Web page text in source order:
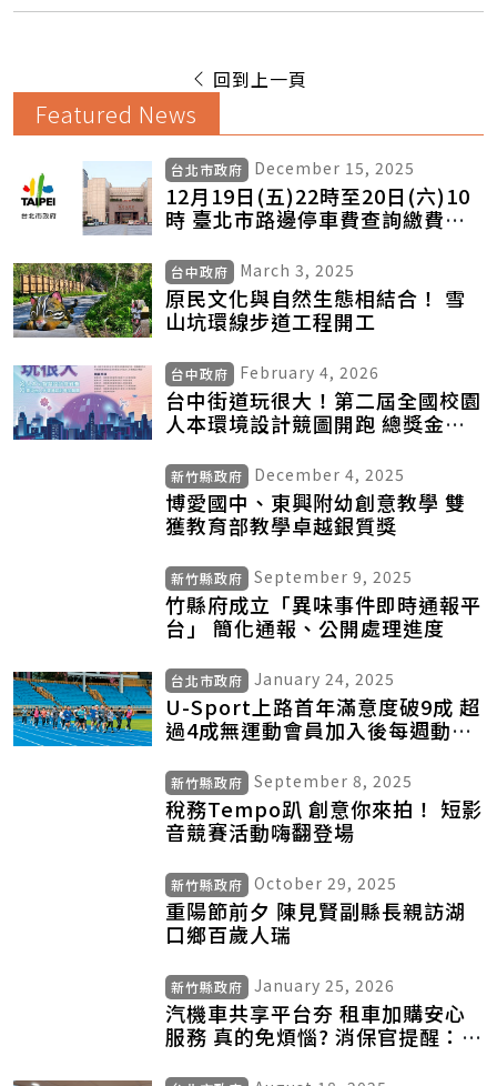
回到上一頁
Featured News
台北市政府 December 15, 2025
12月19日(五)22時至20日(六)10
時 臺北市路邊停車費查詢繳費暫
台中政府 March 3, 2025
原民文化與自然生態相結合！ 雪
山坑環線步道工程開工
台中政府 February 4, 2026
台中街道玩很大！第二屆全國校園
人本環境設計競圖開跑 總獎金
想像
新竹縣政府 December 4, 2025
博愛國中、東興附幼創意教學 雙
獲教育部教學卓越銀質獎
新竹縣政府 September 9, 2025
竹縣府成立「異味事件即時通報平
台」 簡化通報、公開處理進度
台北市政府 January 24, 2025
U-Sport上路首年滿意度破9成 超
過4成無運動會員加入後每週動起
新竹縣政府 September 8, 2025
稅務Tempo趴 創意你來拍！ 短影
音競賽活動嗨翻登場
新竹縣政府 October 29, 2025
重陽節前夕 陳見賢副縣長親訪湖
口鄉百歲人瑞
新竹縣政府 January 25, 2026
汽機車共享平台夯 租車加購安心
服務 真的免煩惱? 消保官提醒：發